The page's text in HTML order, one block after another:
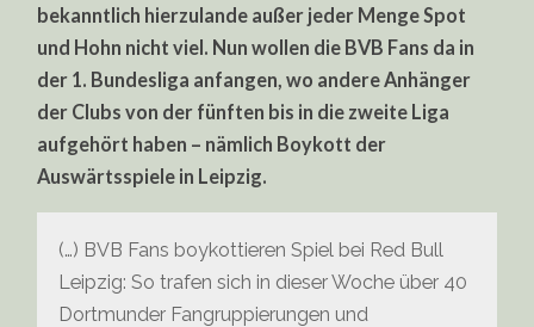
bekanntlich hierzulande außer jeder Menge Spot
und Hohn nicht viel. Nun wollen die BVB Fans da in
der 1. Bundesliga anfangen, wo andere Anhänger
der Clubs von der fünften bis in die zweite Liga
aufgehört haben – nämlich Boykott der
Auswärtsspiele in Leipzig.
(…) BVB Fans boykottieren Spiel bei Red Bull
Leipzig: So trafen sich in dieser Woche über 40
Dortmunder Fangruppierungen und